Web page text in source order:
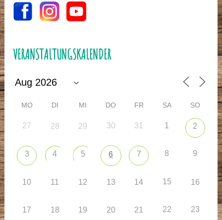
VERANSTALTUNGSKALENDER
MO DI MI DO FR SA SO
27 28 29 30 31 1 2
3 4 5 6 7 8 9
10 11 12 13 14 15 16
17 18 19 20 21 22 23